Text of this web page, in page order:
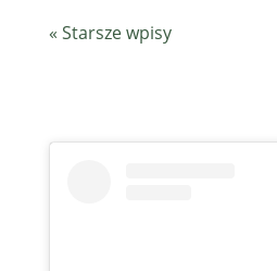
« Starsze wpisy